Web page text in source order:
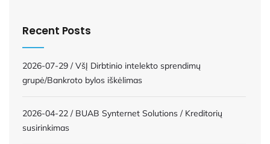
Recent Posts
2026-07-29 / VšĮ Dirbtinio intelekto sprendimų
grupė/Bankroto bylos iškėlimas
2026-04-22 / BUAB Synternet Solutions / Kreditorių
susirinkimas